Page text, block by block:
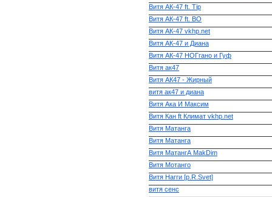
Витя АК-47 ft. Tip
Витя АК-47 ft. ВО
Витя АК-47 vkhp.net
Витя АК-47 и Диана
Витя АК-47 НОГгано и Гуф
Витя ак47
Витя АК47 - Жирный
витя ак47 и диана
Витя Ака И Максим
Витя Кан ft Климат vkhp.net
Витя Матанга
Витя Матанга
Витя МатангА MakDim
Витя Мотанго
Витя Нагги [p.R.Svet]
витя сенс